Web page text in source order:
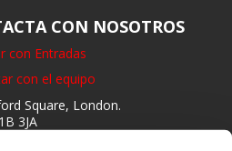
CON NOSOTROS
con Entradas
con el equipo
Square, London.
3JA